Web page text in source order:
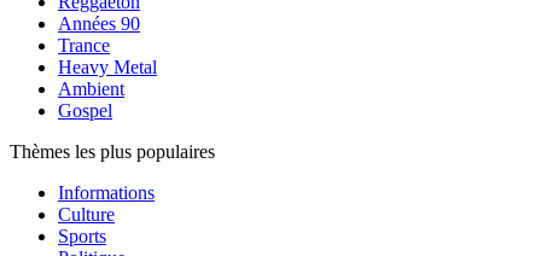
Années 90
Trance
Heavy Metal
Ambient
Gospel
Thèmes les plus populaires
Informations
Culture
Sports